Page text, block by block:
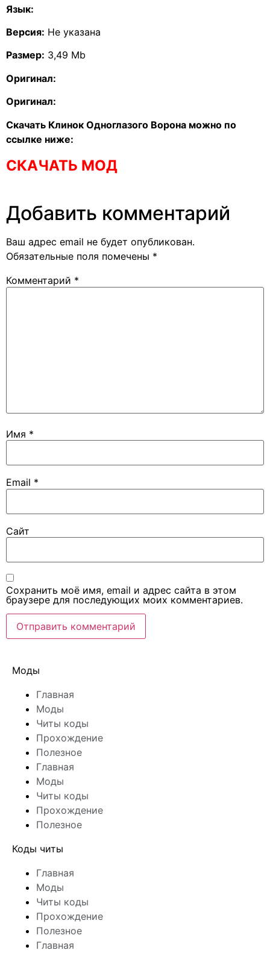
Язык:
Версия: Не указана
Размер: 3,49 Mb
Оригинал:
Оригинал:
Скачать Клинок Одноглазого Ворона можно по
ссылке ниже:
СКАЧАТЬ МОД
Добавить комментарий
Ваш адрес email не будет опубликован.
Обязательные поля помечены *
Комментарий *
Имя *
Email *
Сайт
Сохранить моё имя, email и адрес сайта в этом
браузере для последующих моих комментариев.
Моды
Главная
Моды
Читы коды
Прохождение
Полезное
Главная
Моды
Читы коды
Прохождение
Полезное
Коды читы
Главная
Моды
Читы коды
Прохождение
Полезное
Главная